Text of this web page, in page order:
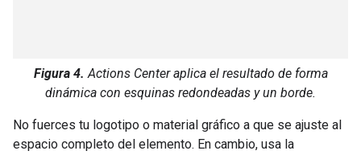
Figura 4. Actions Center aplica el resultado de forma
dinámica con esquinas redondeadas y un borde.
No fuerces tu logotipo o material gráfico a que se ajuste al
espacio completo del elemento. En cambio, usa la